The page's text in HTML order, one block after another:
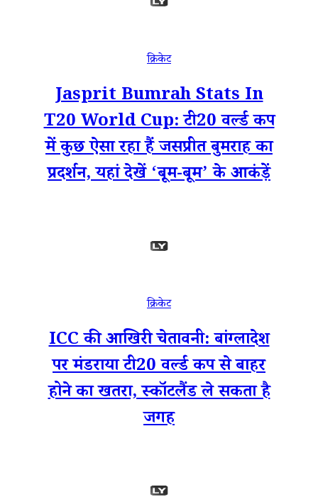
क्रिकेट
Jasprit Bumrah Stats In
T20 World Cup: टी20 वर्ल्ड कप
में कुछ ऐसा रहा हैं जसप्रीत बुमराह का
प्रदर्शन, यहां देखें ‘बूम-बूम’ के आकंड़ें
क्रिकेट
ICC की आखिरी चेतावनी: बांग्लादेश
पर मंडराया टी20 वर्ल्ड कप से बाहर
होने का खतरा, स्कॉटलैंड ले सकता है
जगह